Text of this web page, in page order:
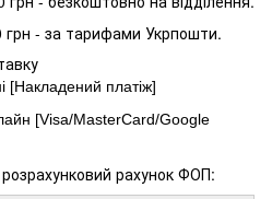
грн - за тарифами Укрпошти.
[Накладений платіж]
[Visa/MasterCard/Google
рахунок ФОП: